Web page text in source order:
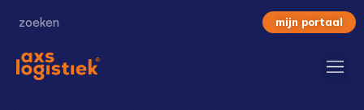
mijn portaal